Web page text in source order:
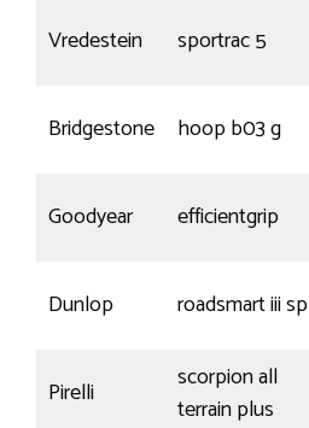
Vredestein sportrac 5
Bridgestone hoop b03 g
Goodyear efficientgrip
Dunlop roadsmart iii sp
Pirelli
scorpion all
terrain plus